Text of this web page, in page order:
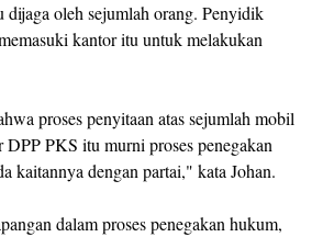
dijaga oleh sejumlah orang. Penyidik
kantor itu untuk melakukan
proses penyitaan atas sejumlah mobil
DPP PKS itu murni proses penegakan
kaitannya dengan partai," kata Johan.
dalam proses penegakan hukum,